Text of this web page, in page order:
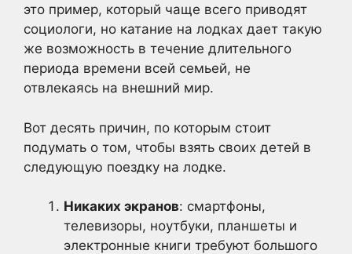
это пример, который чаще всего приводят
социологи, но катание на лодках дает такую
же возможность в течение длительного
периода времени всей семьей, не
отвлекаясь на внешний мир.
Вот десять причин, по которым стоит
подумать о том, чтобы взять своих детей в
следующую поездку на лодке.
Никаких экранов: смартфоны,
телевизоры, ноутбуки, планшеты и
электронные книги требуют большого